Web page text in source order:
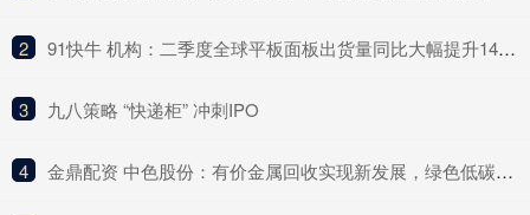
2 ​91快牛 机构：二季度全球平板面板出货量同比大幅提升14% 创下过去三年单季最高出货纪录
3 ​九八策略 “快递柜” 冲刺IPO
4 ​金鼎配资 中色股份：有价金属回收实现新发展，绿色低碳展现更大作为